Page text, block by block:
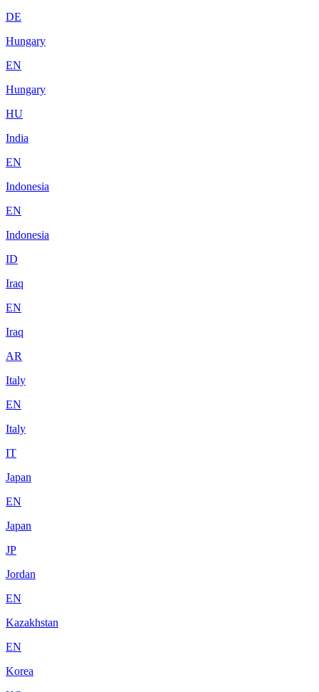
DE
Hungary
EN
Hungary
HU
India
EN
Indonesia
EN
Indonesia
ID
Iraq
EN
Iraq
AR
Italy
EN
Italy
IT
Japan
EN
Japan
JP
Jordan
EN
Kazakhstan
EN
Korea